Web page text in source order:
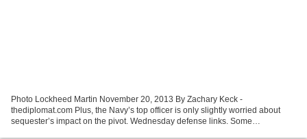
Photo Lockheed Martin November 20, 2013 By Zachary Keck -
thediplomat.com Plus, the Navy’s top officer is only slightly worried about
sequester’s impact on the pivot. Wednesday defense links. Some